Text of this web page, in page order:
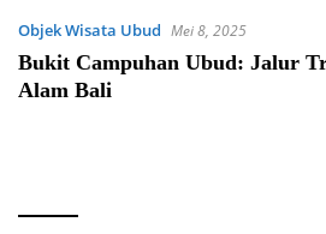
Objek Wisata Ubud Mei 8, 2025
Bukit Campuhan Ubud: Jalur
Alam Bali